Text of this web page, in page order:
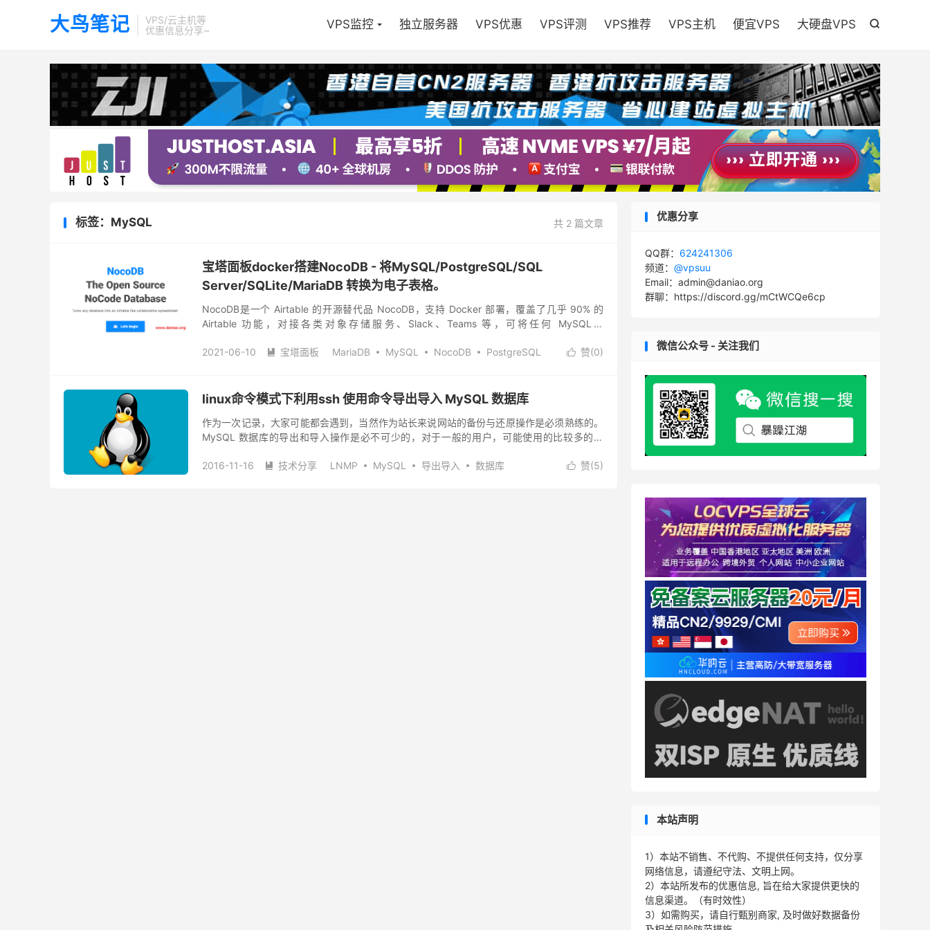
大鸟笔记
VPS/云主机等
优惠信息分享~

VPS监控 独立服务器 VPS优惠 VPS评测 VPS推荐 VPS主机 便宜VPS 大硬盘VPS
共 2 篇文章
标签：MySQL
宝塔面板docker搭建NocoDB - 将MySQL/PostgreSQL/SQL
Server/SQLite/MariaDB 转换为电子表格。
NocoDB是一个 Airtable 的开源替代品 NocoDB，支持 Docker 部署，覆盖了几乎 90% 的
Airtable 功能，对接各类对象存储服务、Slack、Teams 等，可将任何 MySQL、
 赞(0)
2021-06-10  宝塔面板 MariaDB MySQL NocoDB
PostgreSQL
linux命令模式下利用ssh 使用命令导出导入 MySQL 数据库
作为一次记录，大家可能都会遇到，当然作为站长来说网站的备份与还原操作是必须熟练的。
MySQL 数据库的导出和导入操作是必不可少的，对于一般的用户，可能使用的比较多的是
 赞(5)
2016-11-16  技术分享 LNMP MySQL 导出导入 数据库
优惠分享
QQ群： 624241306
频道： @vpsuu
Email：admin@daniao.org
群聊：https://discord.gg/mCtWCQe6cp
微信公众号 - 关注我们
本站声明
1）本站不销售、不代购、不提供任何支持，仅分享
网络信息，请遵纪守法、文明上网。
2）本站所发布的优惠信息, 旨在给大家提供更快的
信息渠道。（有时效性）
3）如需购买，请自行甄别商家, 及时做好数据备份